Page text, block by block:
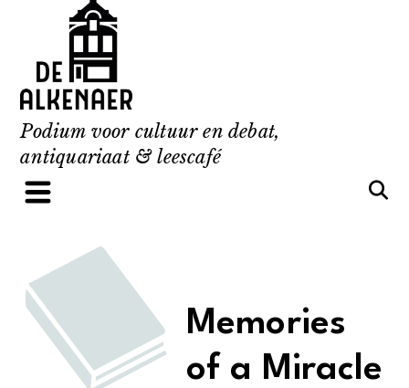
content
Podium voor cultuur en debat,
antiquariaat & leescafé
Memories
of a Miracle